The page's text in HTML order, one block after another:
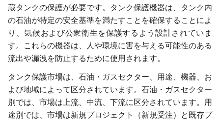
蔵タンクの保護が必要です。タンク保護機器は、タンク内
の石油が特定の安全基準を満たすことを確保することによ
り、気候および公衆衛生を保護するよう設計されていま
す。これらの機器は、人や環境に害を与える可能性のある
流出や漏洩を防止するために使用されます。
タンク保護市場は、石油・ガスセクター、用途、機器、お
よび地域によって区分されています。石油・ガスセクター
別では、市場は上流、中流、下流に区分されています。用
途別では、市場は新規プロジェクト（新規受注）と既存プ